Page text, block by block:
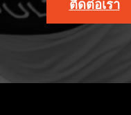
ติดต่อเรา